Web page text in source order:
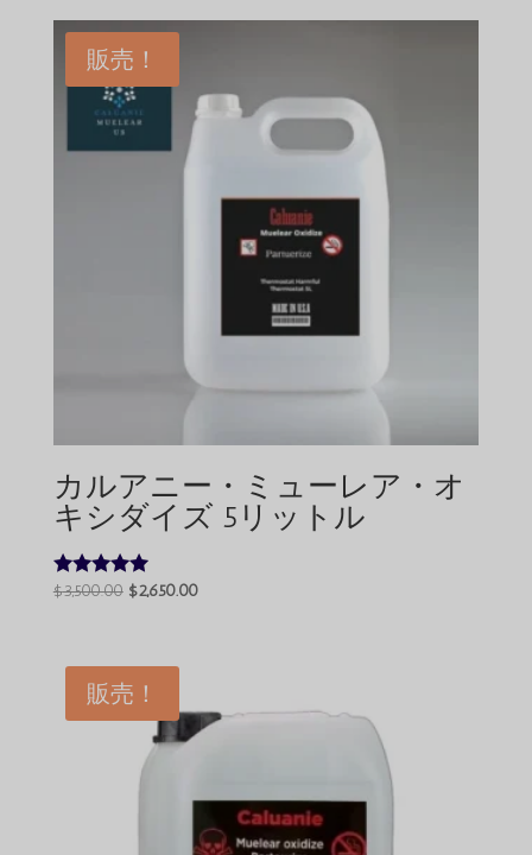
格
は
$1,300.00
で
し
は
$1,200.00
販売！
カルアニー・ミューレア・オ
キシダイズ 5リットル
5点満点中
$3,500.00 元
格
は
$3,500.00
し
$2,650.00現
は
す。
販売！